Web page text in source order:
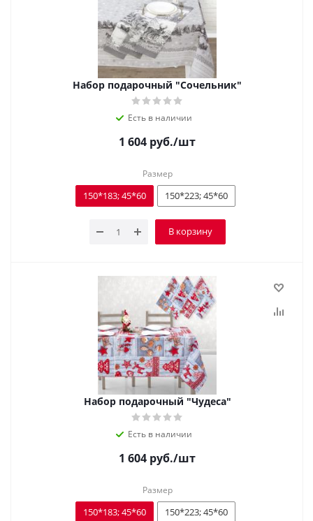
Набор подарочный "Сочельник"
Есть в наличии
1 604 руб./шт
Размер
150*183; 45*60 150*223; 45*60
В корзину
Набор подарочный "Чудеса"
Есть в наличии
1 604 руб./шт
Размер
150*183; 45*60 150*223; 45*60